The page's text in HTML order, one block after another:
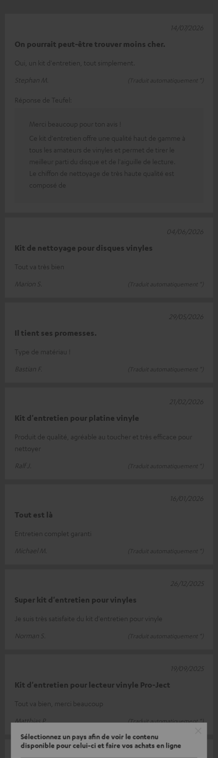
Sélectionnez un pays afin de voir le contenu
disponible pour celui-ci et faire vos achats en ligne
On pourrait peut-être trouver moins cher.
Oui, un kit d'entretien, tout simplement.
Stephan M.
(Traduit automatiquement *)
14/07/2026
Réponse de Teufel:
Merci beaucoup pour ton avis !
Ce kit d'entretien offre une qualité haut de gamme à
tous les amateurs de vinyles et permet de tirer le
meilleur parti du disque et de l'aiguille de lecture.
Le chiffon de nettoyage de très haute qualité est
composé de
Kit de nettoyage pour disques vinyles
Tout va très bien
Marion S.
(Traduit automatiquement *)
04/06/2026
Il tient ses promesses.
Type de matériau !
Bastian F.
(Traduit automatiquement *)
29/05/2026
Kit d'entretien pour platine vinyle
Produit de qualité, agréable au toucher et très efficace pour
nettoyer
Ralf J.
(Traduit automatiquement *)
21/02/2026
Tout est là
Entretien complet garanti
Michael M.
(Traduit automatiquement *)
16/01/2026
Super kit d'entretien pour vinyles
Je suis très satisfaite du kit d'entretien pour vinyle
Norman S.
(Traduit automatiquement *)
26/12/2025
Kit d'entretien pour lecteur vinyle Pro-Ject
Tout va bien, merci beaucoup
Matthias P.
(Traduit automatiquement *)
19/09/2025